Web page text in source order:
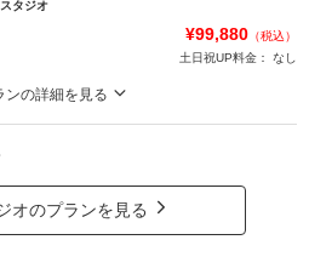
ベット、おもちゃ・絵本、お湯・レンジ等
新婦衣装1着
ペットと撮影
スタジオ
¥99,880 （税込）
土日祝UP料金：
なし
ンの詳細を見る
、お子様のヘアセットや衣装が無料になる
ました♡
オのプランを見る